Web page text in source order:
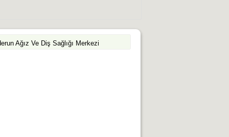
Ağız Ve Diş Sağlığı Merkezi